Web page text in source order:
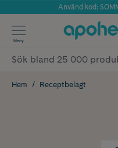
Årets Butik
Använd kod:
✓
Meny
Hem Receptbelagt